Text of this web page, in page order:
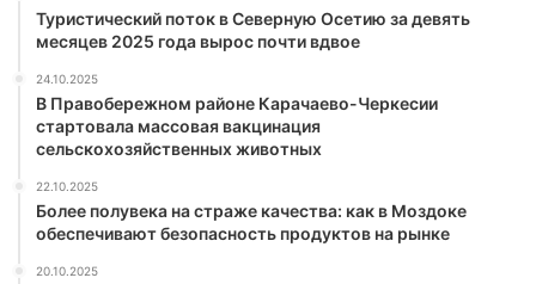
Туристический поток в Северную Осетию за девять
месяцев 2025 года вырос почти вдвое
24.10.2025
В Правобережном районе Карачаево-Черкесии
стартовала массовая вакцинация
сельскохозяйственных животных
22.10.2025
Более полувека на страже качества: как в Моздоке
обеспечивают безопасность продуктов на рынке
20.10.2025